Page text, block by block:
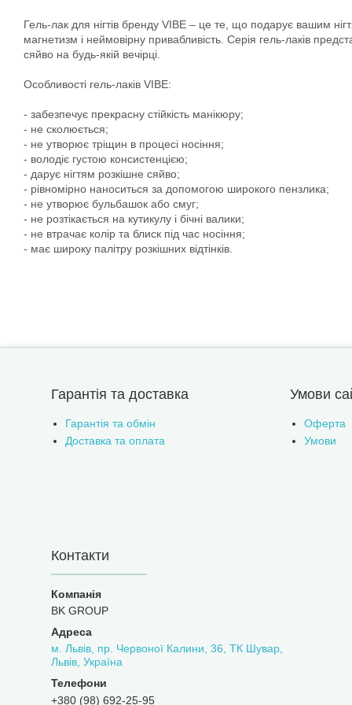
Гель-лак для нігтів бренду VIBE – це те, що подарує вашим
магнетизм і неймовірну привабливість. Серія гель-лаків
сяйво на будь-якій вечірці.
Особливості гель-лаків VIBE:
- забезпечує прекрасну стійкість манікюру;
- не сколюється;
- не утворює тріщин в процесі носіння;
- володіє густою консистенцією;
- дарує нігтям розкішне сяйво;
- рівномірно наноситься за допомогою широкого пензлика;
- не утворює бульбашок або смуг;
- не розтікається на кутикулу і бічні валики;
- не втрачає колір та блиск під час носіння;
- має широку палітру розкішних відтінків.
Гарантія та доставка
Гарантія та обмін
Доставка та оплата
Умови
Оферта
Умови
Контакти
BK GROUP
м. Львів, пр. Червоної Калини, 36, ТК Шувар,
Львів, Україна
+380 (98) 692-25-95